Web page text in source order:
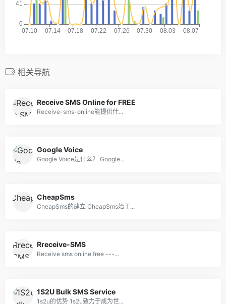
相关导航
Receive SMS Online for FREE
Receive-sms-online能提供什...
Google Voice
Google Voice是什么？ Google...
CheapSms
CheapSms的建立 CheapSms始于...
Rreceive-SMS
Receive sms online free ---...
1S2U Bulk SMS Service
1s2u的优势 1s2u致力于成为世...